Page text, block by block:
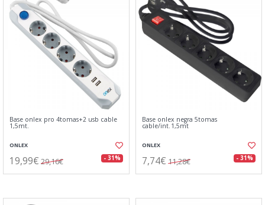
Base onlex pro 4tomas+2 usb cable
1,5mt.
ONLEX
19,99€ 29,16€ - 31%
Base onlex negra 5tomas
cable/int.1,5mt
ONLEX
7,74€ 11,28€ - 31%